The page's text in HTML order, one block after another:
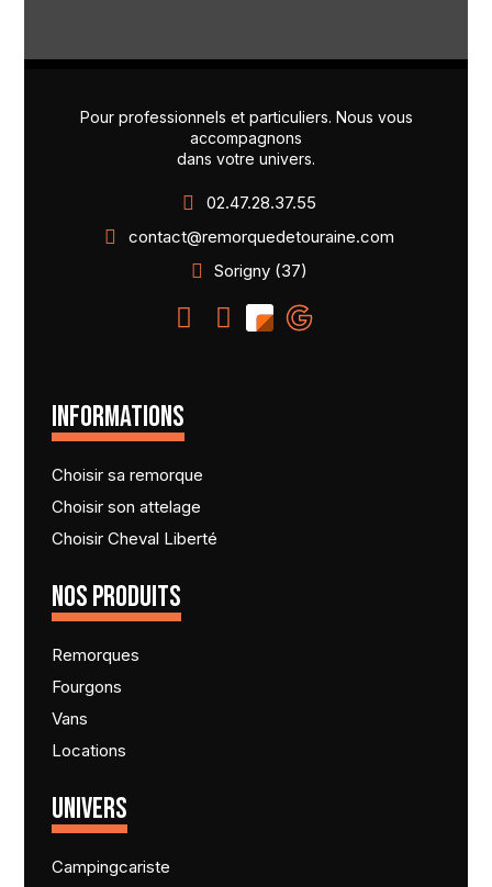
Pour professionnels et particuliers. Nous vous
accompagnons
dans votre univers.
02.47.28.37.55
contact@remorquedetouraine.com
Sorigny (37)
INFORMATIONS
Choisir sa remorque
Choisir son attelage
Choisir Cheval Liberté
NOS PRODUITS
Remorques
Fourgons
Vans
Locations
UNIVERS
Campingcariste